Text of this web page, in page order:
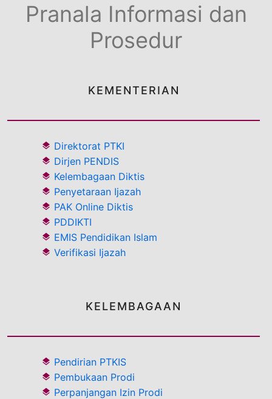
Pranala Informasi dan
Prosedur
KEMENTERIAN
Direktorat PTKI
Dirjen PENDIS
Kelembagaan Diktis
Penyetaraan Ijazah
PAK Online Diktis
PDDIKTI
EMIS Pendidikan Islam
Verifikasi Ijazah
KELEMBAGAAN
Pendirian PTKIS
Pembukaan Prodi
Perpanjangan Izin Prodi